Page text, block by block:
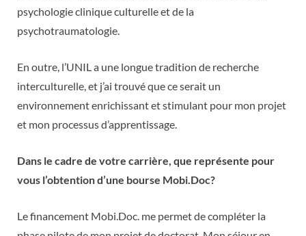
psychologie clinique culturelle et de la
psychotraumatologie.
En outre, l’UNIL a une longue tradition de recherche
interculturelle, et j’ai trouvé que ce serait un
environnement enrichissant et stimulant pour mon projet
et mon processus d’apprentissage.
Dans le cadre de votre carrière, que représente pour
vous l’obtention d’une bourse Mobi.Doc?
Le financement Mobi.Doc. me permet de compléter la